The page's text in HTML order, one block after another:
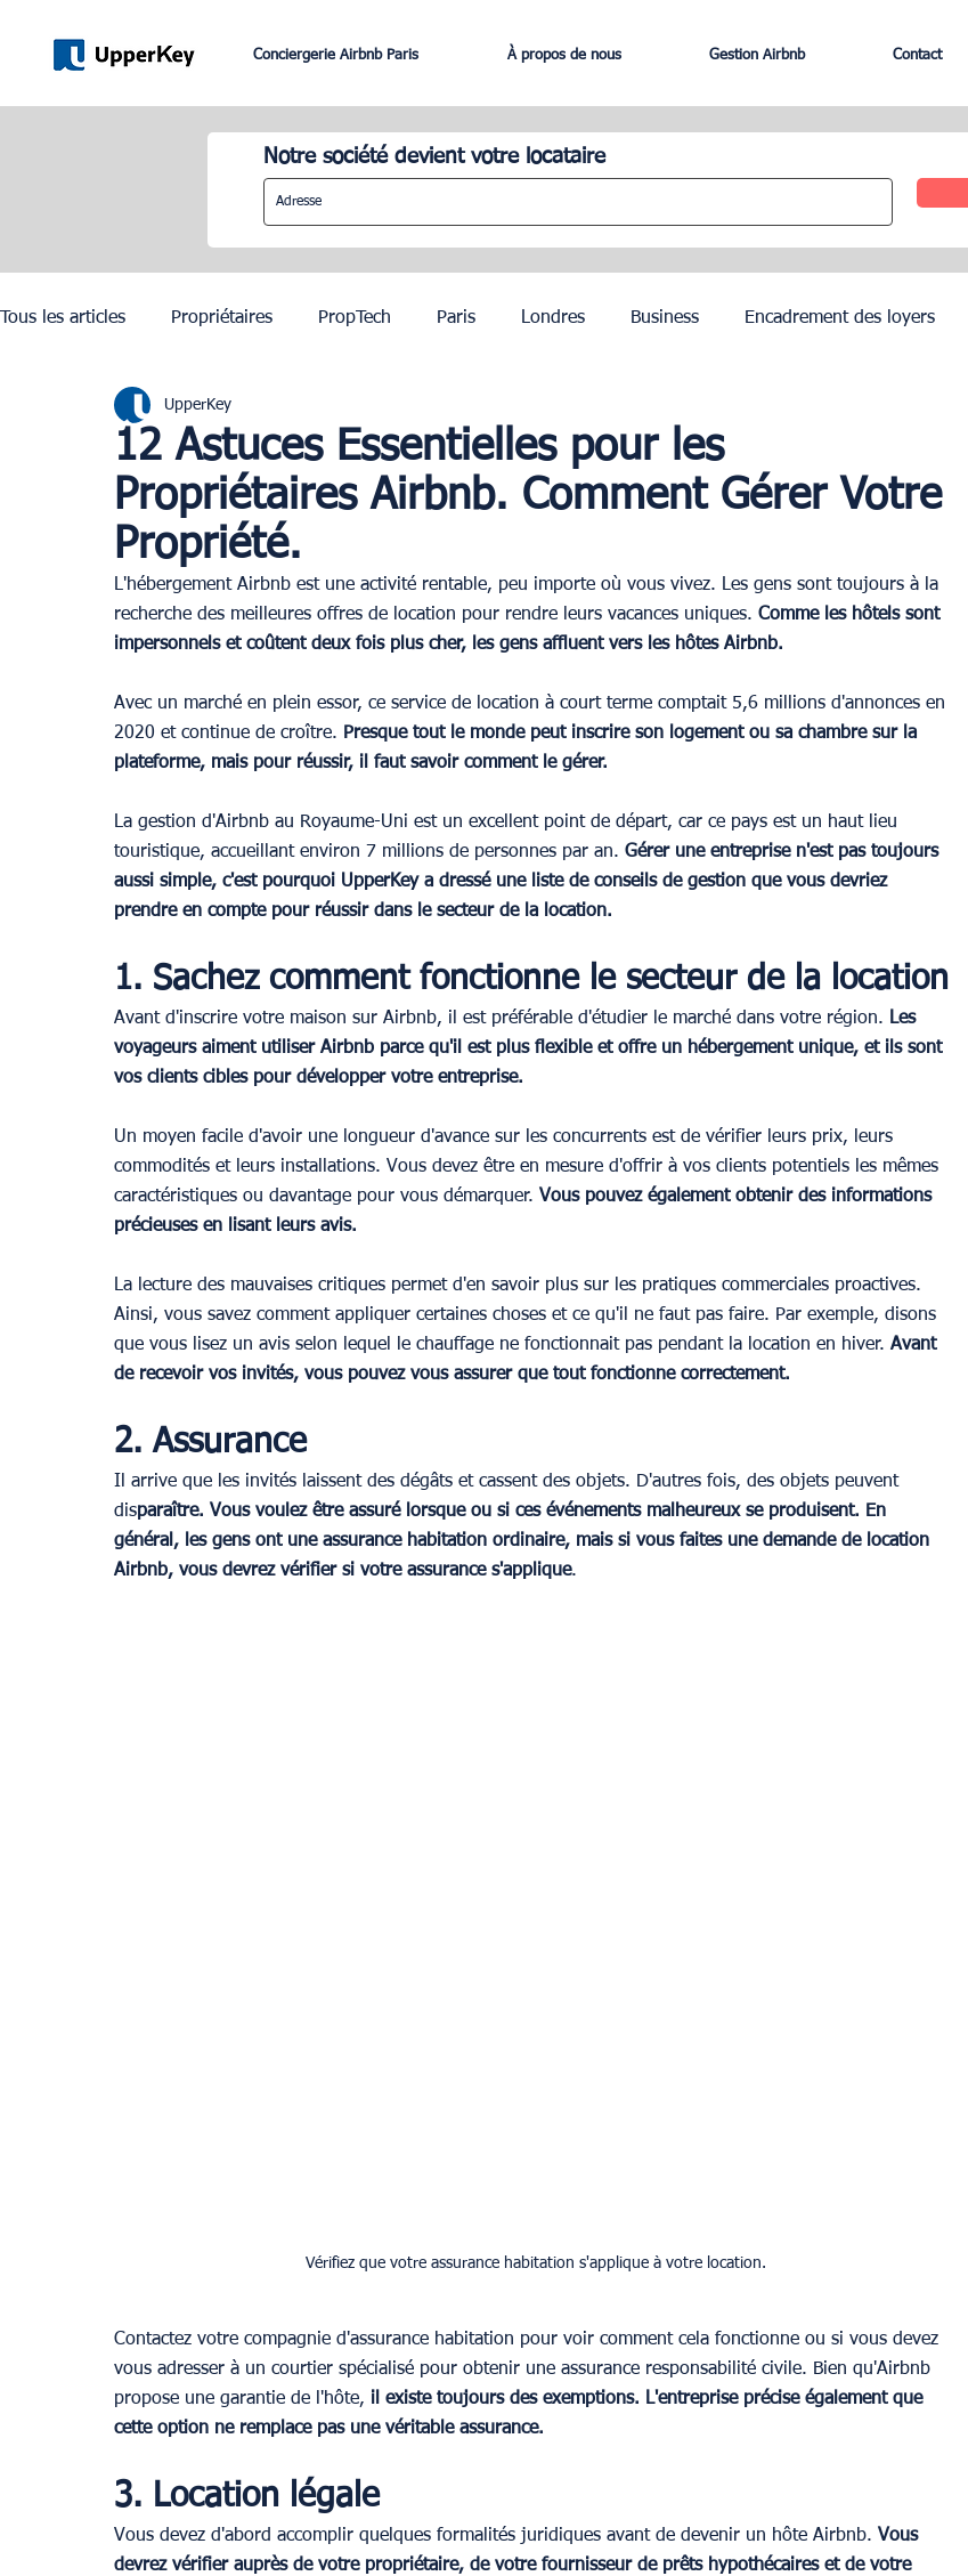
Conciergerie Airbnb Paris À propos de nous Gestion Airbnb Contact
Notre société devient votre locataire
Tous les articles Propriétaires PropTech Paris Londres Business Encadrement des loyers
Dubai
JO Paris 2024 Investissement Immobilier Zurich Geneva Saint-Tropez Côte d’Azur Nice
Provence
12 Astuces Essentielles pour les
Propriétaires Airbnb. Comment Gérer Votre
Propriété.
UpperKey
L'hébergement Airbnb est une activité rentable, peu importe où vous vivez. Les gens sont toujours à la
recherche des meilleures offres de location pour rendre leurs vacances uniques. Comme les hôtels sont
impersonnels et coûtent deux fois plus cher, les gens affluent vers les hôtes Airbnb.
Avec un marché en plein essor, ce service de location à court terme comptait 5,6 millions d'annonces en
2020 et continue de croître. Presque tout le monde peut inscrire son logement ou sa chambre sur la
plateforme, mais pour réussir, il faut savoir comment le gérer.
La gestion d'Airbnb au Royaume-Uni est un excellent point de départ, car ce pays est un haut lieu
touristique, accueillant environ 7 millions de personnes par an. Gérer une entreprise n'est pas toujours
aussi simple, c'est pourquoi UpperKey a dressé une liste de conseils de gestion que vous devriez
prendre en compte pour réussir dans le secteur de la location.
1. Sachez comment fonctionne le secteur de la location
Avant d'inscrire votre maison sur Airbnb, il est préférable d'étudier le marché dans votre région. Les
voyageurs aiment utiliser Airbnb parce qu'il est plus flexible et offre un hébergement unique, et ils sont
vos clients cibles pour développer votre entreprise.
Un moyen facile d'avoir une longueur d'avance sur les concurrents est de vérifier leurs prix, leurs
commodités et leurs installations. Vous devez être en mesure d'offrir à vos clients potentiels les mêmes
caractéristiques ou davantage pour vous démarquer. Vous pouvez également obtenir des informations
précieuses en lisant leurs avis.
La lecture des mauvaises critiques permet d'en savoir plus sur les pratiques commerciales proactives.
Ainsi, vous savez comment appliquer certaines choses et ce qu'il ne faut pas faire. Par exemple, disons
que vous lisez un avis selon lequel le chauffage ne fonctionnait pas pendant la location en hiver. Avant
de recevoir vos invités, vous pouvez vous assurer que tout fonctionne correctement.
2. Assurance
Il arrive que les invités laissent des dégâts et cassent des objets. D'autres fois, des objets peuvent
disparaître. Vous voulez être assuré lorsque ou si ces événements malheureux se produisent. En
général, les gens ont une assurance habitation ordinaire, mais si vous faites une demande de location
Airbnb, vous devrez vérifier si votre assurance s'applique.
Vérifiez que votre assurance habitation s'applique à votre location.
Contactez votre compagnie d'assurance habitation pour voir comment cela fonctionne ou si vous devez
vous adresser à un courtier spécialisé pour obtenir une assurance responsabilité civile. Bien qu'Airbnb
propose une garantie de l'hôte, il existe toujours des exemptions. L'entreprise précise également que
cette option ne remplace pas une véritable assurance.
3. Location légale
Vous devez d'abord accomplir quelques formalités juridiques avant de devenir un hôte Airbnb. Vous
devrez vérifier auprès de votre propriétaire, de votre fournisseur de prêts hypothécaires et de votre